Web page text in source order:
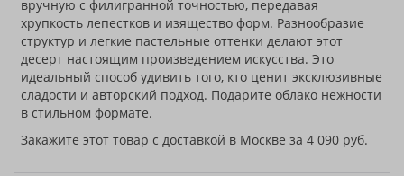
вручную с филигранной точностью, передавая
хрупкость лепестков и изящество форм. Разнообразие
структур и легкие пастельные оттенки делают этот
десерт настоящим произведением искусства. Это
идеальный способ удивить того, кто ценит эксклюзивные
сладости и авторский подход. Подарите облако нежности
в стильном формате.
Закажите этот товар с доставкой в Москве за 4 090 руб.